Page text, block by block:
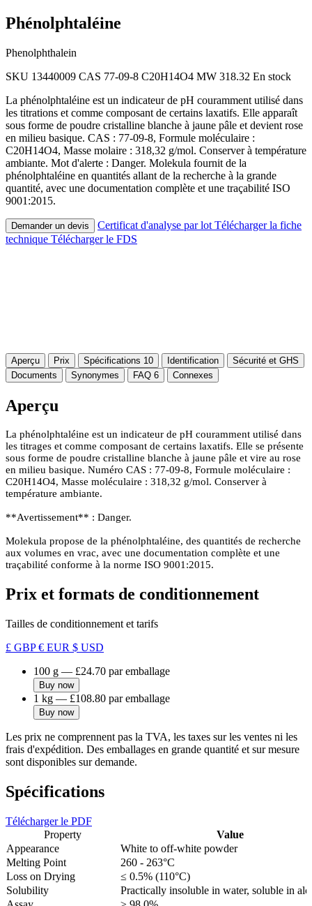
Phénolphtaléine
Phenolphthalein
SKU 13440009 CAS 77-09-8 C20H14O4 MW 318.32 En stock
La phénolphtaléine est un indicateur de pH couramment utilisé dans
les titrations et comme composant de certains laxatifs. Elle apparaît
sous forme de poudre cristalline blanche à jaune pâle et devient rose
en milieu basique. CAS : 77-09-8, Formule moléculaire :
C20H14O4, Masse molaire : 318,32 g/mol. Conserver à température
ambiante. Mot d'alerte : Danger. Molekula fournit de la
phénolphtaléine en quantités allant de la recherche à la grande
quantité, avec une documentation complète et une traçabilité ISO
9001:2015.
Demander un devis Certificat d'analyse par lot Télécharger la fiche
technique Télécharger le FDS
Aperçu Prix Spécifications 10 Identification
Sécurité et GHS
Documents
Synonymes FAQ 6 Connexes
Aperçu
La phénolphtaléine est un indicateur de pH couramment utilisé dans
les titrages et comme composant de certains laxatifs. Elle se présente
sous forme de poudre cristalline blanche à jaune pâle et vire au rose
en milieu basique. Numéro CAS : 77-09-8, Formule moléculaire :
C20H14O4, Masse moléculaire : 318,32 g/mol. Conserver à
température ambiante.
**Avertissement** : Danger.
Molekula propose de la phénolphtaléine, des quantités de recherche
aux volumes en vrac, avec une documentation complète et une
traçabilité conforme à la norme ISO 9001:2015.
Prix et formats de conditionnement
Tailles de conditionnement et tarifs
£ GBP€ EUR $ USD
100 g — £24.70 par emballage
Buy now
1 kg — £108.80 par emballage
Buy now
Les prix ne comprennent pas la TVA, les taxes sur les ventes ni les
frais d'expédition. Des emballages en grande quantité et sur mesure
sont disponibles sur demande.
Spécifications
Télécharger le PDF
Property
Value
Appearance
White to off-white powder
Melting Point
260 - 263°C
Loss on Drying
≤ 0.5% (110°C)
Solubility
Practically insoluble in water, soluble in